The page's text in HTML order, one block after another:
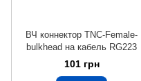
ВЧ коннектор TNC-Female-
bulkhead на кабель RG223
101 грн